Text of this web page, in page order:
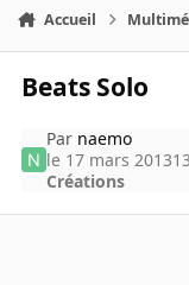
Accueil
Beats Solo
Par naemo
le 17 mars 2013
Créations